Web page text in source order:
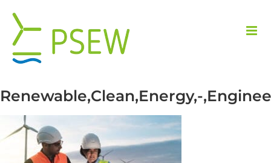
content
Renewable,Clean,Energy,-